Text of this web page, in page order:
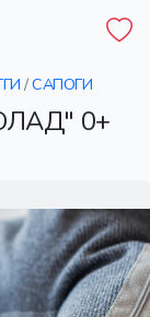
/САПОГИ
0+